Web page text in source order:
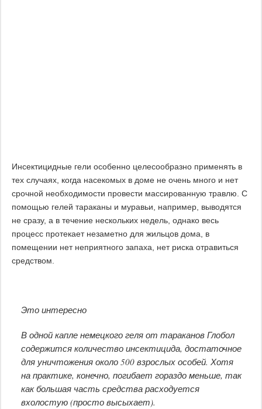
Инсектицидные гели особенно целесообразно применять в
тех случаях, когда насекомых в доме не очень много и нет
срочной необходимости провести массированную травлю. С
помощью гелей тараканы и муравьи, например, выводятся
не сразу, а в течение нескольких недель, однако весь
процесс протекает незаметно для жильцов дома, в
помещении нет неприятного запаха, нет риска отравиться
средством.
Это интересно
В одной капле немецкого геля от тараканов Глобол
содержится количество инсектицида, достаточное
для уничтожения около 500 взрослых особей. Хотя
на практике, конечно, погибает гораздо меньше, так
как большая часть средства расходуется
вхолостую (просто высыхает).